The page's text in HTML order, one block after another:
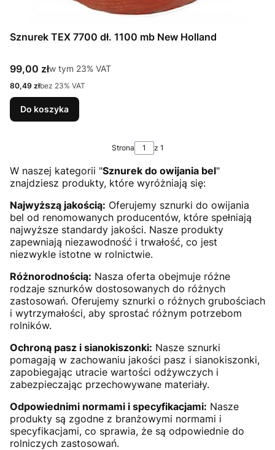
Sznurek TEX 7700 dł. 1100 mb New Holland
Cena brutto
99,00 złw tym %s VAT
w tym 23% VAT
Cena netto
80,49 złbez 23% VAT
Do koszyka
Strona z 1
W naszej kategorii "Sznurek do owijania bel"
znajdziesz produkty, które wyróżniają się:
Najwyższą jakością: Oferujemy sznurki do owijania
bel od renomowanych producentów, które spełniają
najwyższe standardy jakości. Nasze produkty
zapewniają niezawodność i trwałość, co jest
niezwykle istotne w rolnictwie.
Różnorodnością: Nasza oferta obejmuje różne
rodzaje sznurków dostosowanych do różnych
zastosowań. Oferujemy sznurki o różnych grubościach
i wytrzymałości, aby sprostać różnym potrzebom
rolników.
Ochroną pasz i sianokiszonki: Nasze sznurki
pomagają w zachowaniu jakości pasz i sianokiszonki,
zapobiegając utracie wartości odżywczych i
zabezpieczając przechowywane materiały.
Odpowiednimi normami i specyfikacjami: Nasze
produkty są zgodne z branżowymi normami i
specyfikacjami, co sprawia, że są odpowiednie do
rolniczych zastosowań.